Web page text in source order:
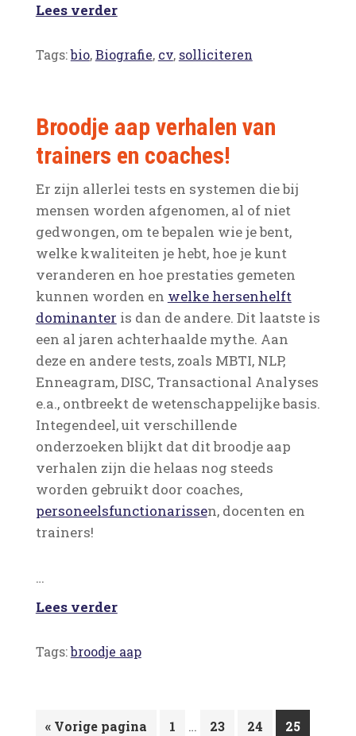
Lees verder
Tags:bio,Biografie, cv, solliciteren
Broodje aap verhalen van
trainers en coaches!
Er zijn allerlei tests en systemen die bij
mensen worden afgenomen, al of niet
gedwongen, om te bepalen wie je bent,
welke kwaliteiten je hebt, hoe je kunt
veranderen en hoe prestaties gemeten
kunnen worden en welke hersenhelft
dominanter is dan de andere. Dit laatste is
een al jaren achterhaalde mythe. Aan
deze en andere tests, zoals MBTI, NLP,
Enneagram, DISC, Transactional Analyses
e.a., ontbreekt de wetenschappelijke basis.
Integendeel, uit verschillende
onderzoeken blijkt dat dit broodje aap
verhalen zijn die helaas nog steeds
worden gebruikt door coaches,
personeelsfunctionarissen, docenten en
trainers!
…
Lees verder
Tags:broodje aap
« Ga
Vorige pagina Pagina
1
Interim
… Pagina
23 Pagina
24 Pagina
25